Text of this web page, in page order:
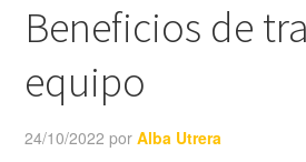
Beneficios de
equipo
24/10/2022 porAlba Utrera